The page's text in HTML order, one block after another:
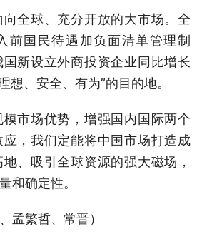
球、充分开放的大市场。全
前国民待遇加负面清单管理制
新设立外商投资企业同比增长
想、安全、有为”的目的地。
场优势，增强国内国际两个
，我们定能将中国市场打造成
、吸引全球资源的强大磁场，
和确定性。
繁哲、常晋）